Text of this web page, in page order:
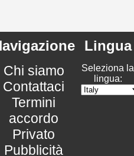
Chi siamo
Contattaci
Termini
accordo
Privato
Pubblicità
Lingua
Seleziona la
lingua: